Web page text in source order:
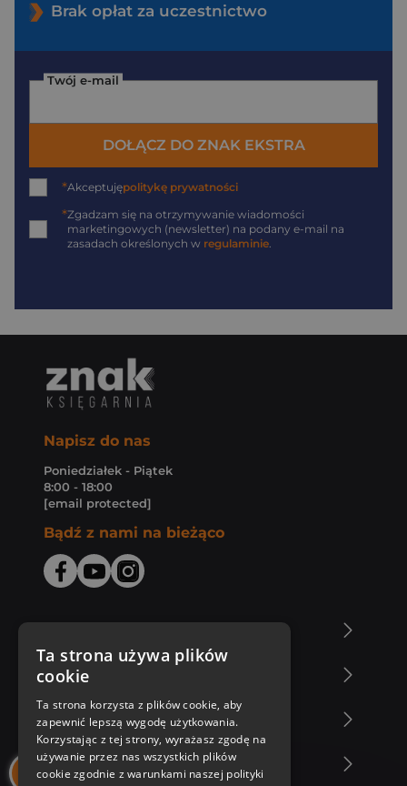
Brak opłat za uczestnictwo
Twój e-mail
DOŁĄCZ DO ZNAK EKSTRA
*Akceptujępolitykę prywatności
*Zgadzam się na otrzymywanie wiadomości
marketingowych (newsletter) na podany e-mail na
zasadach określonych w regulaminie
Napisz do nas
Poniedziałek - Piątek
8:00 - 18:00
[email protected]
Bądź z nami na bieżąco
Zakupy u nas
Nasza oferta
Nasi autorzy
Ta strona używa plików
cookie
Ta strona korzysta z plików cookie, aby
zapewnić lepszą wygodę użytkowania.
Korzystając z tej strony, wyrażasz zgodę na
używanie przez nas wszystkich plików
cookie zgodnie z warunkami naszej polityki